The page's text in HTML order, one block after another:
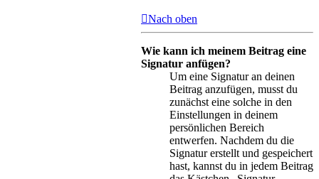
Nach oben
Wie kann ich meinem Beitrag eine
Signatur anfügen?
Um eine Signatur an deinen
Beitrag anzufügen, musst du
zunächst eine solche in den
Einstellungen in deinem
persönlichen Bereich
entwerfen. Nachdem du die
Signatur erstellt und gespeichert
hast, kannst du in jedem Beitrag